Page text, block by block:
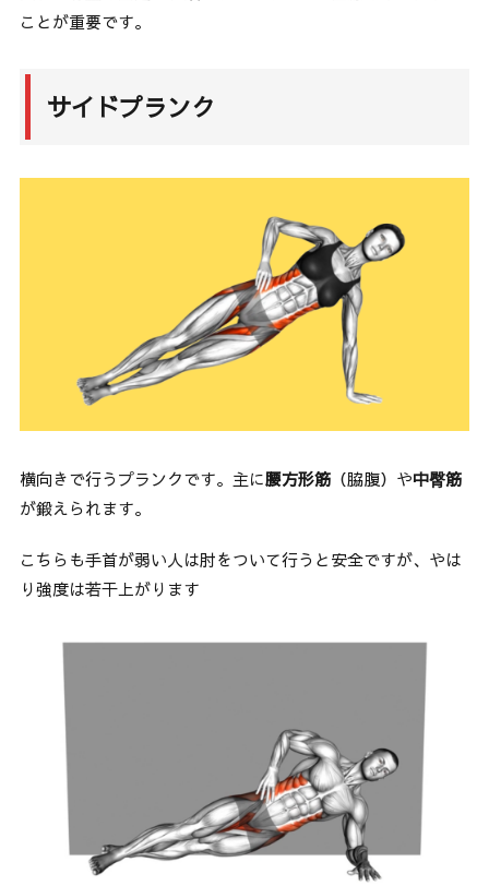
ことが重要です。
サイドプランク
横向きで行うプランクです。主に腰方形筋（脇腹）や中臀筋
が鍛えられます。
こちらも手首が弱い人は肘をついて行うと安全ですが、やは
り強度は若干上がります